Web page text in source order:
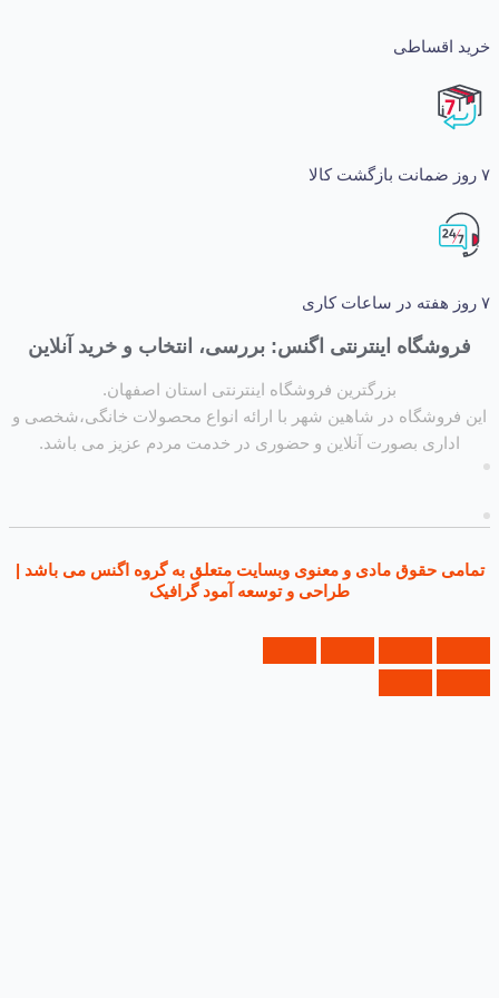
اینترنتی اگنس: بررسی، انتخاب و خرید آنلاین
بزرگترین فروشگاه اینترنتی استان اصفهان.
در شاهین شهر با ارائه انواع محصولات خانگی،شخصی و
بصورت آنلاین و حضوری در خدمت مردم عزیز می باشد.
حقوق مادی و معنوی وبسایت متعلق به گروه اگنس می باشد |
طراحی و توسعه آمود گرافیک